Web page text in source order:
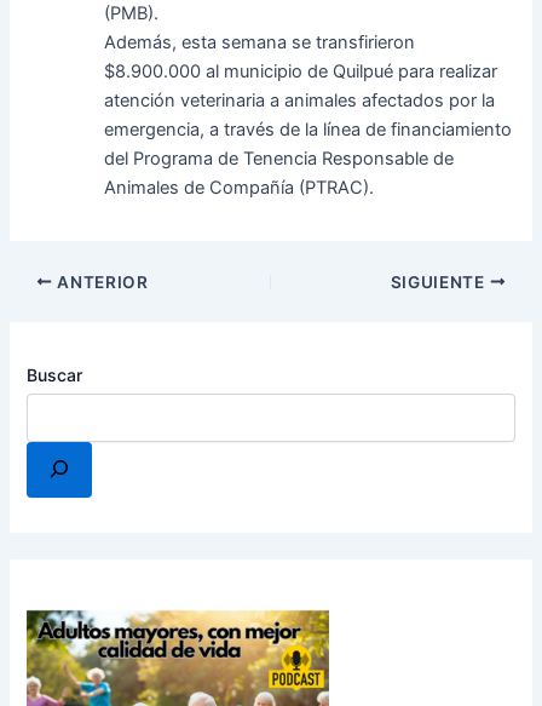
(PMB).
Además, esta semana se transfirieron
$8.900.000 al municipio de Quilpué para realizar
atención veterinaria a animales afectados por la
emergencia, a través de la línea de financiamiento
del Programa de Tenencia Responsable de
Animales de Compañía (PTRAC).
ANTERIOR SIGUIENTE
Buscar